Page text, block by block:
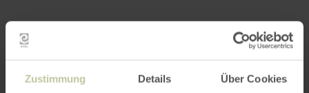
Zustimmung Details Über Cookies
Plus
d'informations